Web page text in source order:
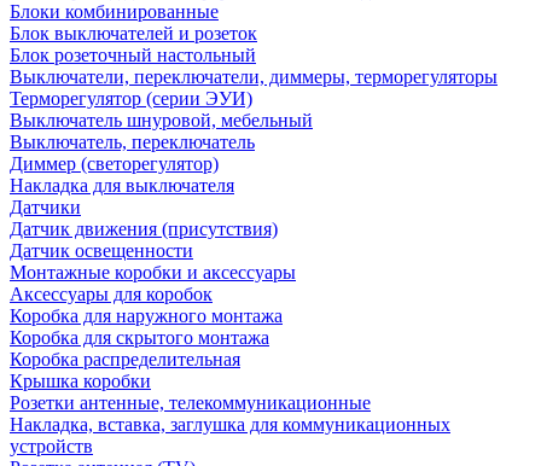
Блоки комбинированные
Блок выключателей и розеток
Блок розеточный настольный
Выключатели, переключатели, диммеры, терморегуляторы
Терморегулятор (серии ЭУИ)
Выключатель шнуровой, мебельный
Выключатель, переключатель
Диммер (светорегулятор)
Накладка для выключателя
Датчики
Датчик движения (присутствия)
Датчик освещенности
Монтажные коробки и аксессуары
Аксессуары для коробок
Коробка для наружного монтажа
Коробка для скрытого монтажа
Коробка распределительная
Крышка коробки
Розетки антенные, телекоммуникационные
Накладка, вставка, заглушка для коммуникационных
устройств